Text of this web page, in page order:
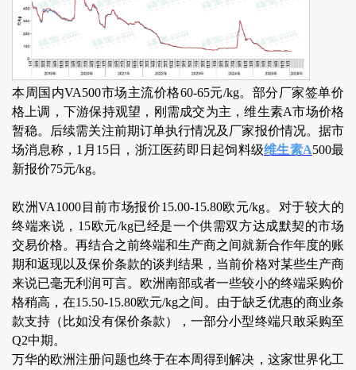
本周国内VA500市场主流价格60-65元/kg。部分厂家签单价
格上调，下游保持观望，刚需成交为主，维生素A市场价格
暂稳。后续需关注前期订单执行情况及厂家报价情况。据市
场消息称，1月15日，浙江医药即日起饲料级维生素A500最
新报价75元/kg。
欧洲VA1000目前市场报价15.00-15.80欧元/kg。对于较大的
终端来说，15欧元/kg已经是一个供需双方达成默契的市场
交易价格。再结合之前终端和生产商之间就新合作年度的账
期和返现以及保价条款的谈判结果，当前价格对某些生产商
来说已毫无利润可言。欧洲南部或者一些较小的终端采购价
格稍高，在15.50-15.80欧元/kg之间。由于缺乏优惠的商业条
款支持（比如没有保价条款），一部分小型终端只敢采购至
Q2中期。
万华的欧洲注册问题也终于在本周得到解决，这家世界化工